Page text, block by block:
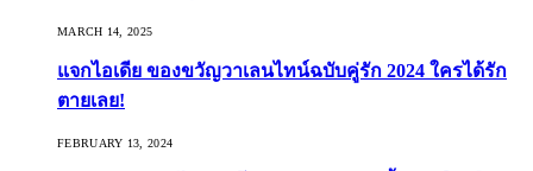
MARCH 14, 2025
แจกไอเดีย ของขวัญวาเลนไทน์ฉบับคู่รัก 2024 ใครได้รัก
ตายเลย!
FEBRUARY 13, 2024